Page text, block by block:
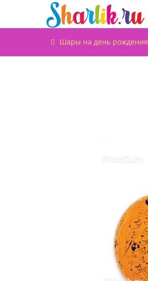
Шары на день рождения